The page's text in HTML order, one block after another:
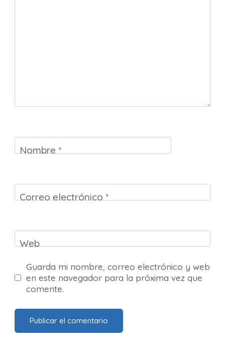
Nombre *
Correo electrónico *
Web
Guarda mi nombre, correo electrónico y web
en este navegador para la próxima vez que
comente.